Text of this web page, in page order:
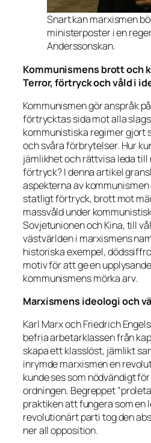
Snart kan marxismen
ministerposter i en
Anderssonskan.
Kommunismens brott och
Terror, förtryck och våld i
Kommunismen gör anspråk
förtrycktas sida mot alla
kommunistiska regimer gjort
och svåra förbrytelser. Hur
jämlikhet och rättvisa leda till
förtryck? I denna artikel
aspekterna av
statligt förtryck, brott mot
massvåld under
Sovjetunionen och Kina, till
västvärlden i marxismens
historiska exempel,
motiv för att ge en
kommunismens mörka arv.
Marxismens ideologi och
Karl Marx och Friedrich
befria arbetarklassen från
skapa ett klasslöst, jämlikt
inrymde marxismen en
kunde ses som nödvändigt
ordningen. Begreppet
praktiken att fungera som
revolutionärt parti tog den
ner all opposition.